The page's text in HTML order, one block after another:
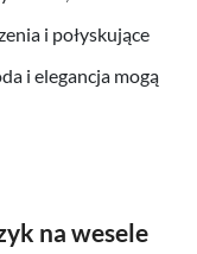
i połyskujące
i elegancja mogą
na wesele